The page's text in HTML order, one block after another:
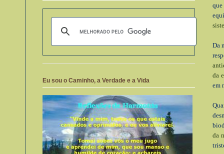
Da
da
em
da
Eu sou o Caminho, a Verdade e a Vida